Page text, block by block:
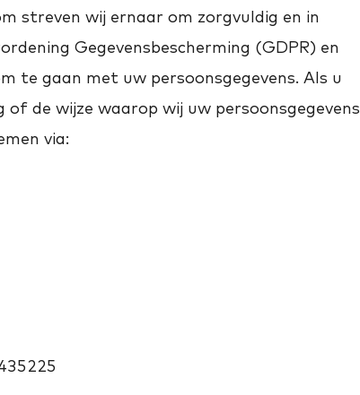
streven wij ernaar om zorgvuldig en in
Gegevensbescherming (GDPR) en
te gaan met uw persoonsgegevens. Als u
de wijze waarop wij uw persoonsgegevens
via: